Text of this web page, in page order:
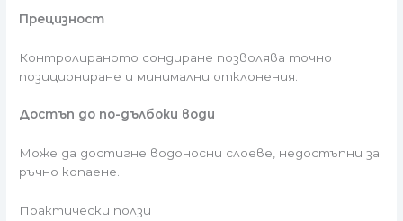
Прецизност
Контролираното сондиране позволява точно
позициониране и минимални отклонения.
Достъп до по-дълбоки води
Може да достигне водоносни слоеве, недостъпни за
ръчно копаене.
Практически ползи